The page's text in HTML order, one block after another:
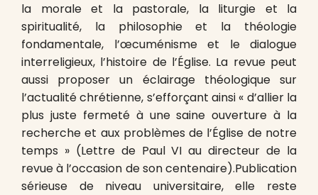
la morale et la pastorale, la liturgie et la
spiritualité, la philosophie et la théologie
fondamentale, l’œcuménisme et le dialogue
interreligieux, l’histoire de l’Église. La revue peut
aussi proposer un éclairage théologique sur
l’actualité chrétienne, s’efforçant ainsi « d’allier la
plus juste fermeté à une saine ouverture à la
recherche et aux problèmes de l’Église de notre
temps » (Lettre de Paul VI au directeur de la
revue à l’occasion de son centenaire).Publication
sérieuse de niveau universitaire, elle reste